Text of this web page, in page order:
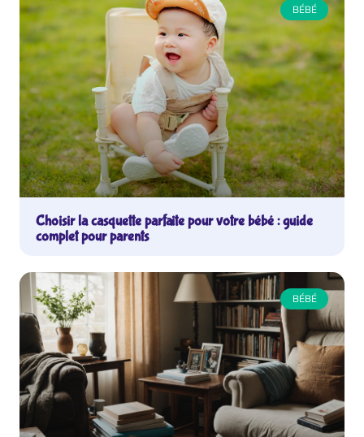
BÉBÉ
Choisir la casquette parfaite pour votre bébé : guide
complet pour parents
BÉBÉ